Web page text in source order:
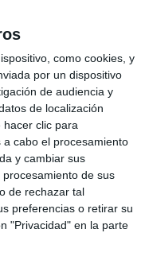
como cookies, y
por un dispositivo
de audiencia y
de localización
clic para
cabo el procesamiento
y cambiar sus
de sus
de rechazar tal
preferencias o retirar su
"Privacidad" en la parte